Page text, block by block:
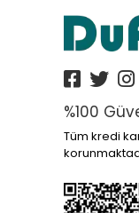
%100
Tüm kredi